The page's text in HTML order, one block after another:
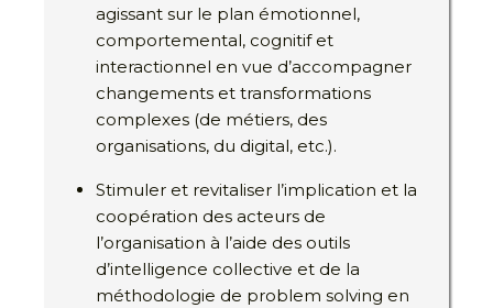
agissant sur le plan émotionnel,
comportemental, cognitif et
interactionnel en vue d’accompagner
changements et transformations
complexes (de métiers, des
organisations, du digital, etc.).
Stimuler et revitaliser l’implication et la
coopération des acteurs de
l’organisation à l’aide des outils
d’intelligence collective et de la
méthodologie de problem solving en